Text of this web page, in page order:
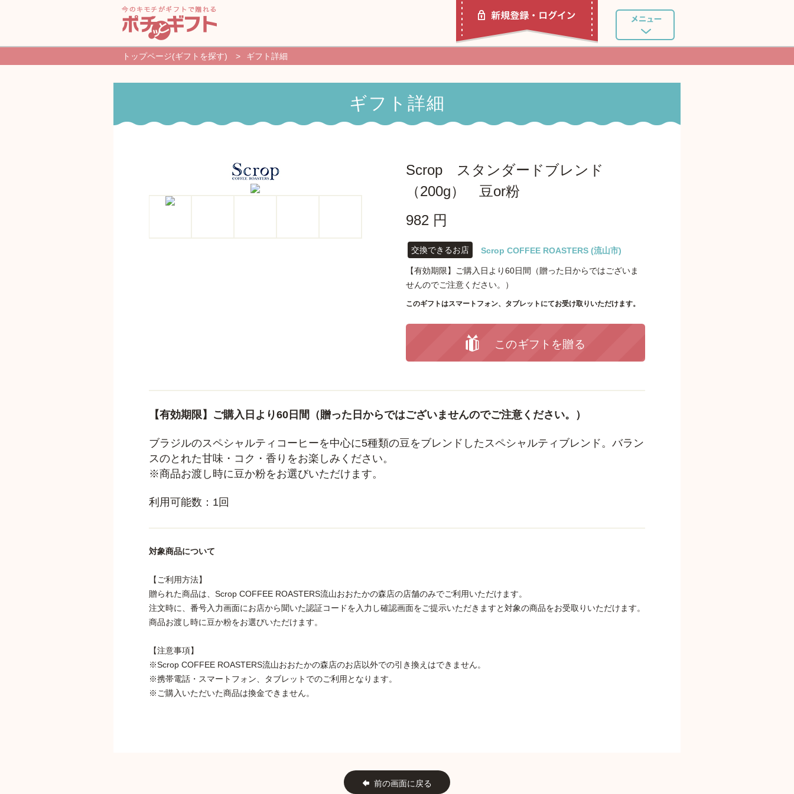
新規登録・ログイン
トップページ(ギフトを探す) > ギフト詳細
ギフト詳細
Scrop スタンダードブレンド
（200g） 豆or粉
982 円
交換できるお店 Scrop COFFEE ROASTERS (流山市)
【有効期限】ご購入日より60日間（贈った日からではございま
せんのでご注意ください。）
このギフトはスマートフォン、タブレットにてお受け取りいただけます。
このギフトを贈る
【有効期限】ご購入日より60日間（贈った日からではございませんのでご注意ください。）
ブラジルのスペシャルティコーヒーを中心に5種類の豆をブレンドしたスペシャルティブレンド。バラン
スのとれた甘味・コク・香りをお楽しみください。
※商品お渡し時に豆か粉をお選びいただけます。
利用可能数：1回
対象商品について
【ご利用方法】
贈られた商品は、Scrop COFFEE ROASTERS流山おおたかの森店の店舗のみでご利用いただけます。
注文時に、番号入力画面にお店から聞いた認証コードを入力し確認画面をご提示いただきますと対象の商品をお受取りいただけます。
商品お渡し時に豆か粉をお選びいただけます。
【注意事項】
※Scrop COFFEE ROASTERS流山おおたかの森店のお店以外での引き換えはできません。
※携帯電話・スマートフォン、タブレットでのご利用となります。
※ご購入いただいた商品は換金できません。
前の画面に戻る